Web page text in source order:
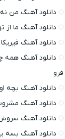
دانلود آهنگ من
دانلود آهنگ ما
دانلود آهنگ
دانلود آهنگ همه
فرو
دانلود آهنگ بچه
دانلود آهنگ
دانلود آهنگ
دانلود آهنگ بسه